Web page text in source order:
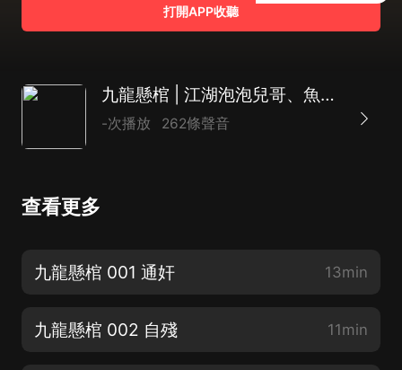
打開APP收聽
九龍懸棺 | 江湖泡泡兒哥、魚廢廢、酒暖演播
-次播放 262條聲音
查看更多
九龍懸棺 001 通奸 13min
九龍懸棺 002 自殘 11min